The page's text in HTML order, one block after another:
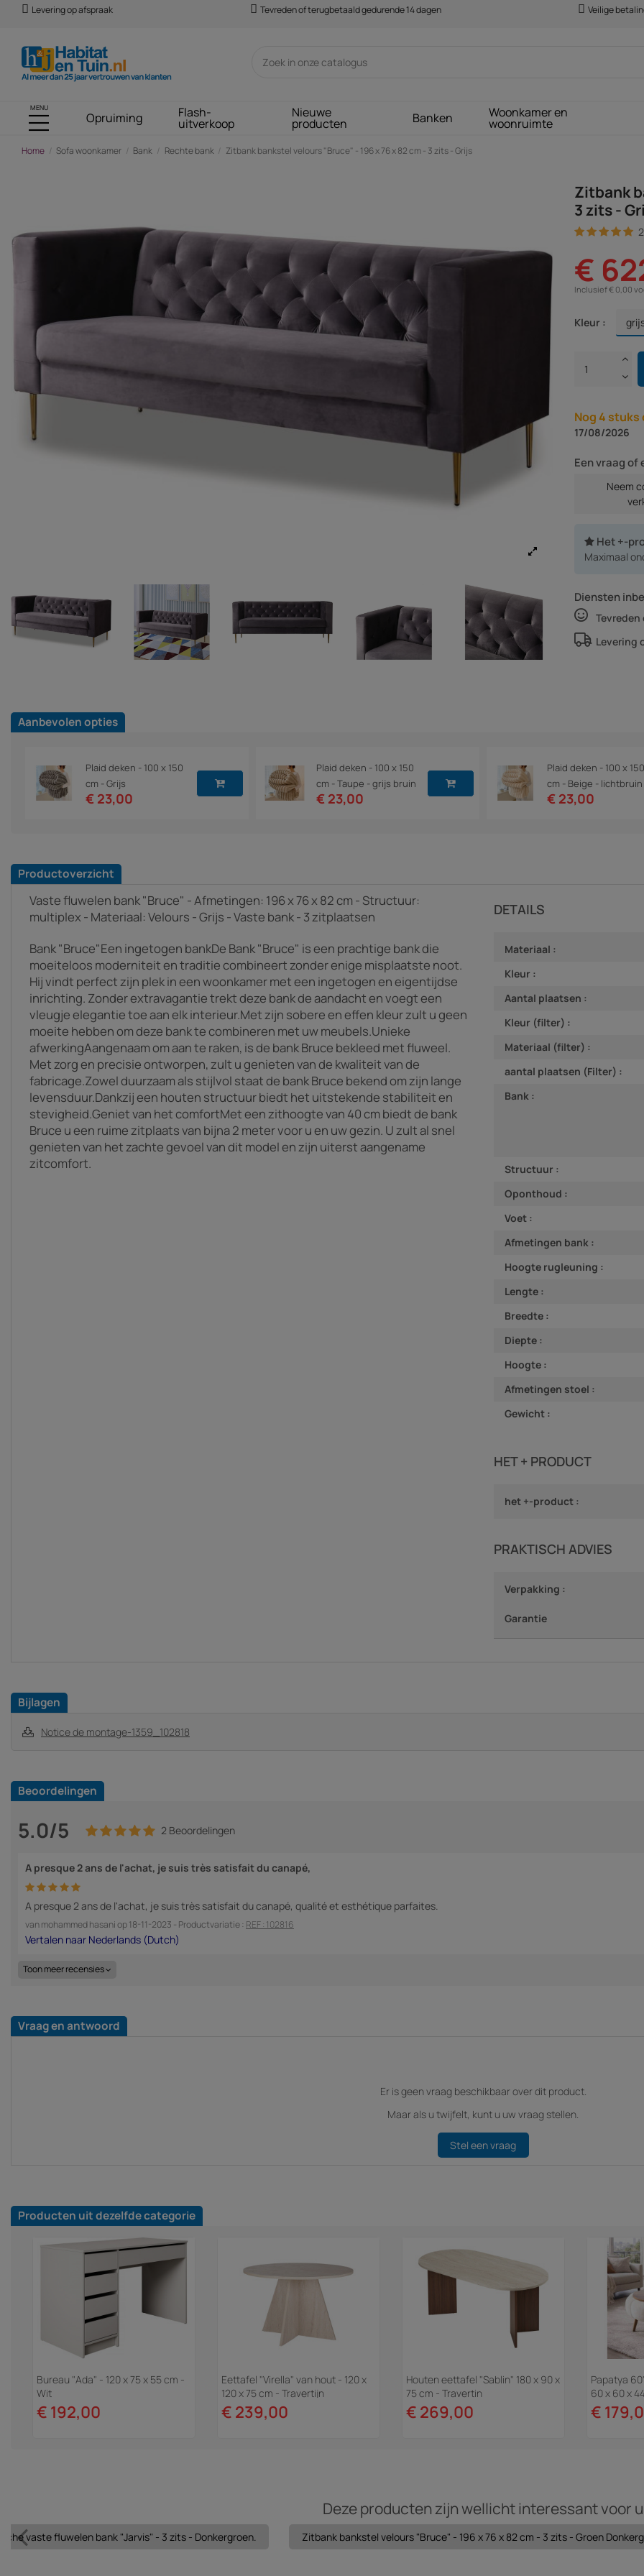
Levering op afspraak Tevreden of terugbetaald gedurende 14 dagen Veilige
MENU
Opruiming Flash-
uitverkoop
Nieuwe
producten Banken Woonkamer en
woonruimte
Home Sofa woonkamer Bank Rechte bank Zitbank bankstel velours "Bruce" - 196 x 76 x 82 cm - 3 zits - Grijs
Zitbank
3 zits -
€
Inclusief € 0,00
Kleur :
Nog 4 stuks
17/08/2026
Een vraag
Neem
Het +-
Maximaal
Diensten
Tevreden
Levering
Aanbevolen opties
Plaid deken - 100 x 150
cm - Grijs
€ 23,00
Plaid deken - 100 x 150
cm - Taupe - grijs bruin
€ 23,00
Plaid deken - 100 x 150
cm - Beige - lichtbruin
€ 23,00
Productoverzicht
Vaste fluwelen bank "Bruce" - Afmetingen: 196 x 76 x 82 cm - Structuur:
multiplex - Materiaal: Velours - Grijs - Vaste bank - 3 zitplaatsen
Bank "Bruce"Een ingetogen bankDe Bank "Bruce" is een prachtige bank die
moeiteloos moderniteit en traditie combineert zonder enige misplaatste noot.
Hij vindt perfect zijn plek in een woonkamer met een ingetogen en eigentijdse
inrichting. Zonder extravagantie trekt deze bank de aandacht en voegt een
vleugje elegantie toe aan elk interieur.Met zijn sobere en effen kleur zult u geen
moeite hebben om deze bank te combineren met uw meubels.Unieke
afwerkingAangenaam om aan te raken, is de bank Bruce bekleed met fluweel.
Met zorg en precisie ontworpen, zult u genieten van de kwaliteit van de
fabricage.Zowel duurzaam als stijlvol staat de bank Bruce bekend om zijn lange
levensduur.Dankzij een houten structuur biedt het uitstekende stabiliteit en
stevigheid.Geniet van het comfortMet een zithoogte van 40 cm biedt de bank
Bruce u een ruime zitplaats van bijna 2 meter voor u en uw gezin. U zult al snel
genieten van het zachte gevoel van dit model en zijn uiterst aangename
zitcomfort.
DETAILS
Materiaal :
Kleur :
Aantal plaatsen :
Kleur (filter) :
Materiaal (filter) :
aantal plaatsen (Filter) :
Bank :
Structuur :
Oponthoud :
Voet :
Afmetingen bank :
Hoogte rugleuning :
Lengte :
Breedte :
Diepte :
Hoogte :
Afmetingen stoel :
Gewicht :
HET + PRODUCT
het +-product :
PRAKTISCH ADVIES
Verpakking :
Garantie
Bijlagen
Notice de montage-1359_102818
Beoordelingen
5.0/5 2 Beoordelingen
A presque 2 ans de l'achat, je suis très satisfait du canapé,
A presque 2 ans de l'achat, je suis très satisfait du canapé, qualité et esthétique parfaites.
vanmohammed hasaniop18-11-2023 - Productvariatie : REF : 102816
Toon meer recensies
Vraag en antwoord
Er is geen vraag beschikbaar over dit product.
Maar als u twijfelt, kunt u uw vraag stellen.
Stel een vraag
Producten uit dezelfde categorie
Bureau "Ada" - 120 x 75 x 55 cm -
Wit
€ 192,00
Eettafel "Virella" van hout - 120 x
120 x 75 cm - Travertijn
€ 239,00
Houten eettafel "Sablin" 180 x 90 x
75 cm - Travertin
€ 269,00
Papatya
60 x 60 x
€
Deze producten zijn wellicht interessant voor u
vaste fluwelen bank "Jarvis" - 3 zits - Donkergroen. Zitbank bankstel velours "Bruce" - 196 x 76 x 82 cm - 3 zits - Groen